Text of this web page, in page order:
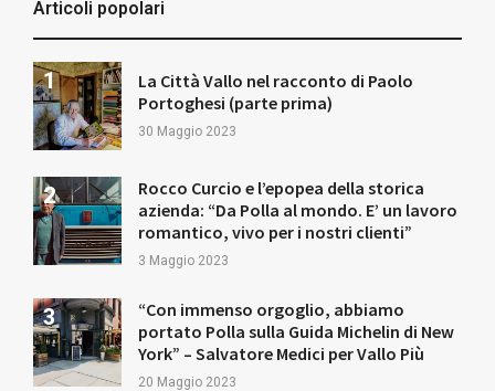
Articoli popolari
La Città Vallo nel racconto di Paolo
Portoghesi (parte prima)
30 Maggio 2023
Rocco Curcio e l’epopea della storica
azienda: “Da Polla al mondo. E’ un lavoro
romantico, vivo per i nostri clienti”
3 Maggio 2023
“Con immenso orgoglio, abbiamo
portato Polla sulla Guida Michelin di New
York” – Salvatore Medici per Vallo Più
20 Maggio 2023